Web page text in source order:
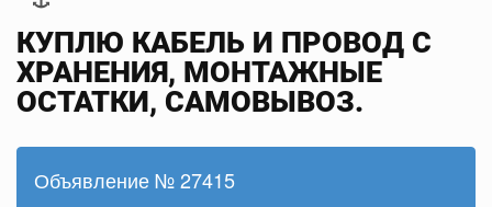
КУПЛЮ КАБЕЛЬ И ПРОВОД С
ХРАНЕНИЯ, МОНТАЖНЫЕ
ОСТАТКИ, САМОВЫВОЗ.
Объявление № 27415